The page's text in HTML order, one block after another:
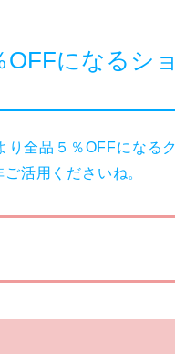
OFFになるシ
り全品５％OFFになる
活用くださいね。